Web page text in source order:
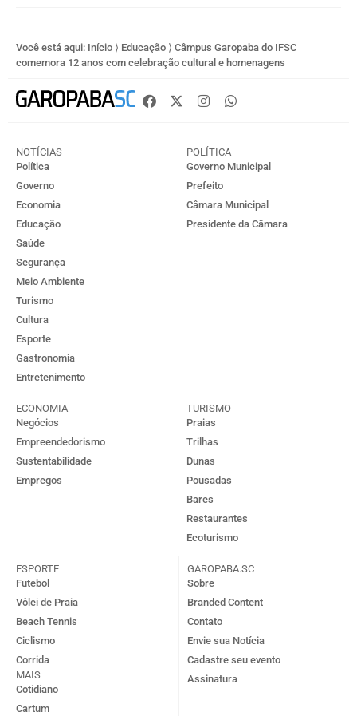
Você está aqui: Início ⟩ Educação ⟩ Câmpus Garopaba do IFSC
comemora 12 anos com celebração cultural e homenagens
NOTÍCIAS
Política
Governo
Economia
Educação
Saúde
Segurança
Meio Ambiente
Turismo
Cultura
Esporte
Gastronomia
Entretenimento
POLÍTICA
Governo Municipal
Prefeito
Câmara Municipal
Presidente da Câmara
ECONOMIA
Negócios
Empreendedorismo
Sustentabilidade
Empregos
TURISMO
Praias
Trilhas
Dunas
Pousadas
Bares
Restaurantes
Ecoturismo
ESPORTE
Futebol
Vôlei de Praia
Beach Tennis
Ciclismo
Corrida
MAIS
Cotidiano
Cartum
GAROPABA.SC
Sobre
Branded Content
Contato
Envie sua Notícia
Cadastre seu evento
Assinatura